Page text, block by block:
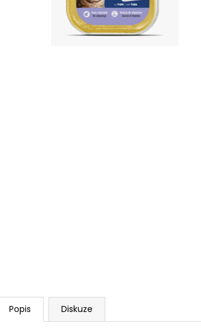
Popis Diskuze
FINE DOG EXCLUSIVE KONZERVA PRO
PSY HOVĚZÍ 100% MASA 400G